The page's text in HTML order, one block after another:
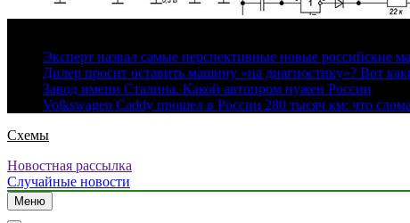
Эксперт назвал самые перспективные новые российские
Дилер просит оставить машину «на диагностику»? Вот
Завод имени Сталина. Какой автопром нужен России
Volkswagen Caddy прошел в России 280 тысяч км: что
Схемы
Новостная рассылка
Случайные новости
Меню